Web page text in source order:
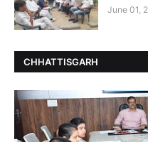
June 01,
CHHATTISGARH